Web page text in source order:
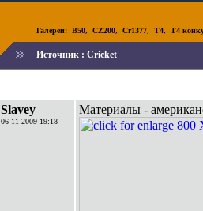
Галереи: B50, CZ200, Cr1377, T4, T4
Источник : Cricket
Slavey
06-11-2009 19:18
Материалы -